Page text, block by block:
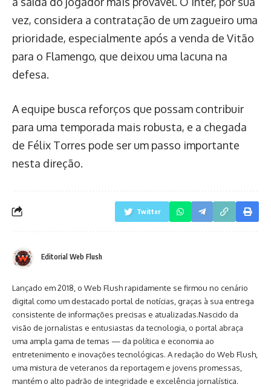
vez, considera a contratação de um zagueiro uma
prioridade, especialmente após a venda de Vitão
para o Flamengo, que deixou uma lacuna na
defesa.
A equipe busca reforços que possam contribuir
para uma temporada mais robusta, e a chegada
de Félix Torres pode ser um passo importante
nesta direção.
Twitter
Editorial Web Flush
Lançado em 2018, o Web Flush rapidamente se firmou no cenário
digital como um destacado portal de notícias, graças à sua entrega
consistente de informações precisas e atualizadas.Nascido da
visão de jornalistas e entusiastas da tecnologia, o portal abraça
uma ampla gama de temas — da política e economia ao
entretenimento e inovações tecnológicas. A redação do Web Flush,
uma mistura de veteranos da reportagem e jovens promessas,
mantém o alto padrão de integridade e excelência jornalística.